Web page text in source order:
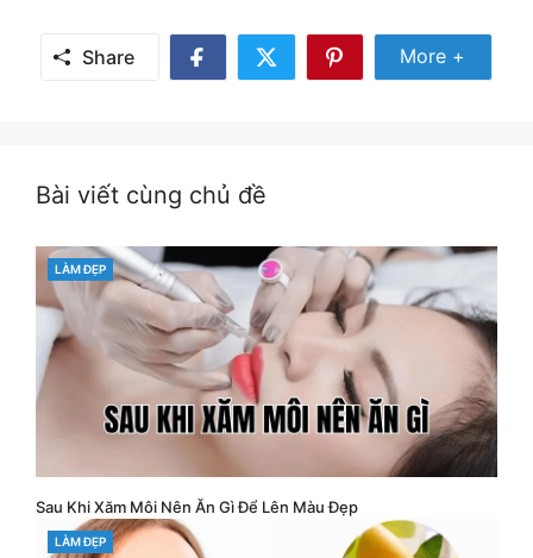
Share
Share
Share
Share
More +
Bài viết cùng chủ đề
CATEGORIES
LÀM ĐẸP
Sau Khi Xăm Môi Nên Ăn Gì Để Lên Màu Đẹp
CATEGORIES
LÀM ĐẸP